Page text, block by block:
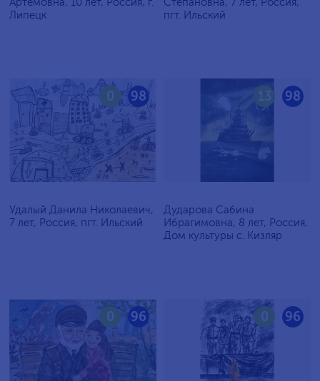
Липецк
пгт. Ильский
98
0
Удалый Данила Николаевич,
7 лет, Россия, пгт. Ильский
98
13
Дударова Сабина
Ибрагимовна, 8 лет, Россия,
Дом культуры с. Кизляр
96
0 96
0